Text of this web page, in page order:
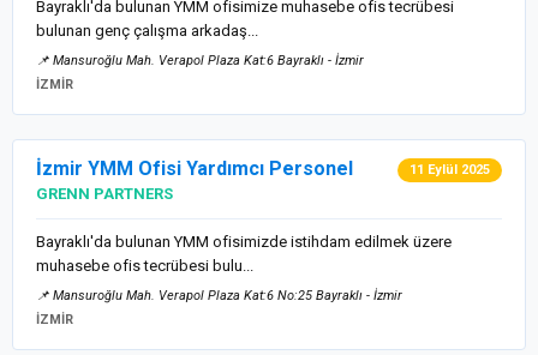
Bayraklı'da bulunan YMM ofisimize muhasebe ofis tecrübesi
bulunan genç çalışma arkadaş...
📌 Mansuroğlu Mah. Verapol Plaza Kat:6 Bayraklı - İzmir
İZMİR
İzmir YMM Ofisi Yardımcı Personel 11 Eylül 2025
GRENN PARTNERS
Bayraklı'da bulunan YMM ofisimizde istihdam edilmek üzere
muhasebe ofis tecrübesi bulu...
📌 Mansuroğlu Mah. Verapol Plaza Kat:6 No:25 Bayraklı - İzmir
İZMİR